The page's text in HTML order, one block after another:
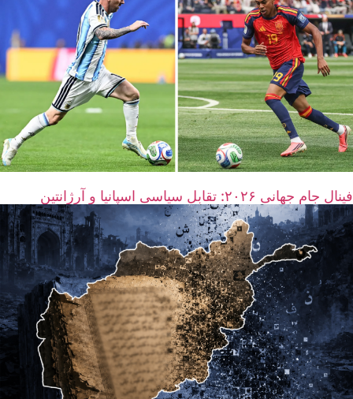
فینال جام جهانی ۲۰۲۶: تقابل سیاسی اسپانیا و آرژانتین